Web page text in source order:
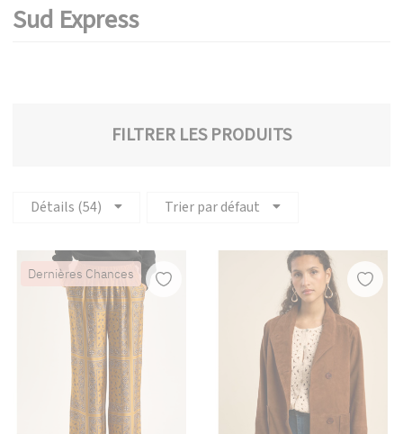
Sud Express
FILTRER LES PRODUITS
Détails (54) Trier par défaut
Dernières Chances